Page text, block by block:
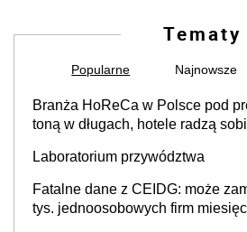
Tematy
Popularne Najnowsze
Branża HoReCa w Polsce pod
toną w długach, hotele radzą
Laboratorium przywództwa
Fatalne dane z CEIDG: może
tys. jednoosobowych firm